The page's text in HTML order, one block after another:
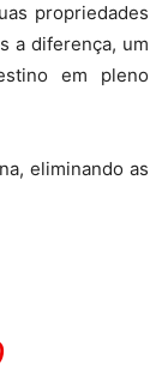
propriedades
a diferença, um
em pleno
eliminando as